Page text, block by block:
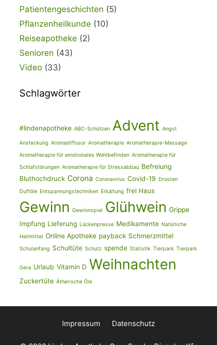
Patientengeschichten (5)
Pflanzenheilkunde (10)
Reiseapotheke (2)
Senioren (43)
Video (33)
Schlagwörter
#lindenapotheke ABC-Schützen Advent Angst
Ansteckung Aromadiffusor Aromatherapie Aromatherapie-Massage
Aromatherapie für emotionales Wohlbefinden Aromatherapie für
Schlafstörungen Aromatherapie für Stressabbau Befreiung
Bluthochdruck Corona Coronavirus Covid-19 Drosten
Duftöle Entspannungstechniken Erkältung frei Haus
Gewinn Gewinnspiel Glühwein Grippe
Impfung Lieferung Lückenpresse Medikamente Natürliche
Heilmittel Online Apotheke payback Schmerzmittel
Schulanfang Schultüte Schutz spende Statistik Tierpark Tierpark
Gera Urlaub Vitamin D Weihnachten
Zuckertüte Ätherische Öle
Impressum Datenschutz